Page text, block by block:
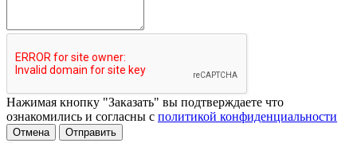
Нажимая кнопку "Заказать" вы подтверждаете что
ознакомились и согласны с политикой конфиденциальности
Отмена Отправить